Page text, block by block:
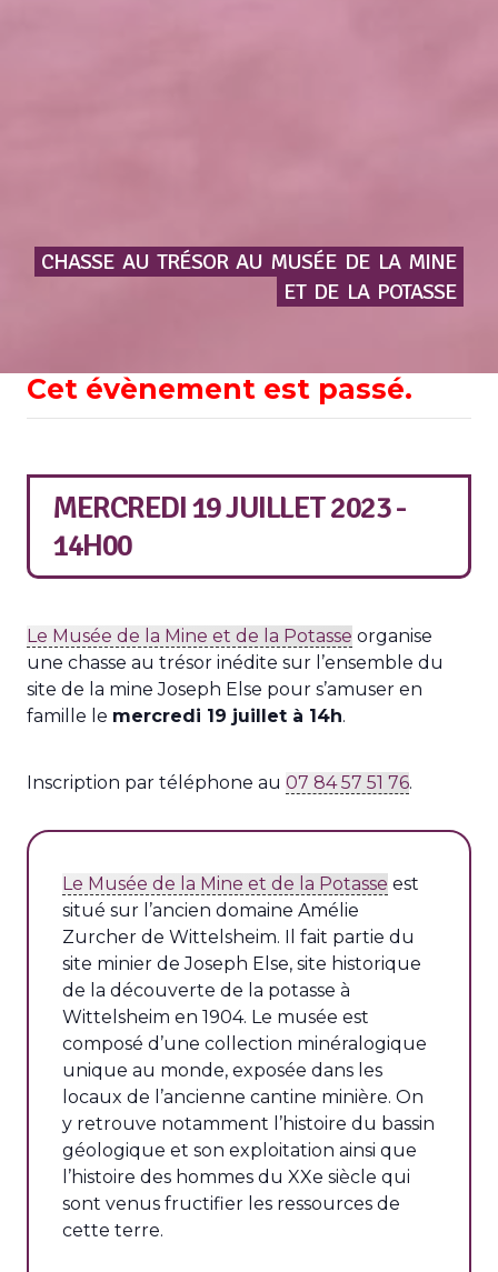
CHASSE AU TRÉSOR AU MUSÉE DE LA MINE
ET DE LA POTASSE
Cet évènement est passé.
MERCREDI 19 JUILLET 2023 -
14H00
Le Musée de la Mine et de la Potasse organise
une chasse au trésor inédite sur l’ensemble du
site de la mine Joseph Else pour s’amuser en
famille le mercredi 19 juillet à 14h.
Inscription par téléphone au 07 84 57 51 76.
Le Musée de la Mine et de la Potasse est
situé sur l’ancien domaine Amélie
Zurcher de Wittelsheim. Il fait partie du
site minier de Joseph Else, site historique
de la découverte de la potasse à
Wittelsheim en 1904. Le musée est
composé d’une collection minéralogique
unique au monde, exposée dans les
locaux de l’ancienne cantine minière. On
y retrouve notamment l’histoire du bassin
géologique et son exploitation ainsi que
l’histoire des hommes du XXe siècle qui
sont venus fructifier les ressources de
cette terre.